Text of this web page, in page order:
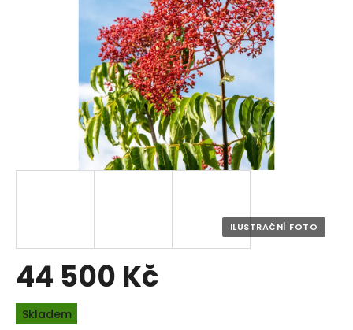
44 500 Kč
Měrná
cena:
Skladem